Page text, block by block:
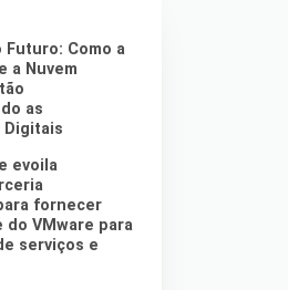
Futuro: Como a
a Nuvem
as
Digitais
evoila
fornecer
VMware para
serviços e